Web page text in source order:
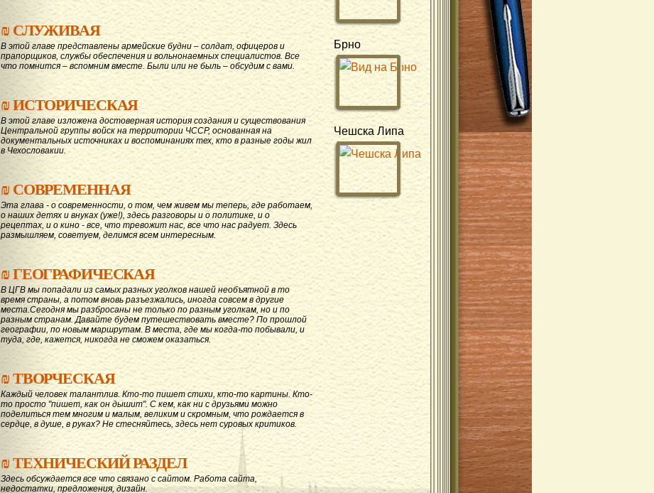
₪СЛУЖИВАЯ
В этой главе представлены армейские будни – солдат, офицеров и
прапорщиков, службы обеспечения и вольнонаемных специалистов. Все
что помнится – вспомним вместе. Были или не быль – обсудим с вами.
₪ИСТОРИЧЕСКАЯ
В этой главе изложена достоверная история создания и существования
Центральной группы войск на территории ЧССР, основанная на
документальных источниках и воспоминаниях тех, кто в разные годы жил
в Чехословакии.
₪СОВРЕМЕННАЯ
Эта глава - о современности, о том, чем живем мы теперь, где работаем,
о наших детях и внуках (уже!), здесь разговоры и о политике, и о
рецептах, и о кино - все, что тревожит нас, все что нас радует. Здесь
размышляем, советуем, делимся всем интересным.
₪ГЕОГРАФИЧЕСКАЯ
В ЦГВ мы попадали из самых разных уголков нашей необъятной в то
время страны, а потом вновь разъезжались, иногда совсем в другие
места.Сегодня мы разбросаны не только по разным уголкам, но и по
разным странам. Давайте будем путешествовать вместе? По прошлой
географии, по новым маршрутам. В места, где мы когда-то побывали, и
туда, где, кажется, никогда не сможем оказаться.
₪ТВОРЧЕСКАЯ
Каждый человек талантлив. Кто-то пишет стихи, кто-то картины. Кто-
то просто "пишет, как он дышит". С кем, как ни с друзьями можно
поделиться тем многим и малым, великим и скромным, что рождается в
сердце, в душе, в руках? Не стесняйтесь, здесь нет суровых критиков.
₪ТЕХНИЧЕСКИЙ РАЗДЕЛ
Здесь обсуждается все что связано с сайтом. Работа сайта,
недостатки, предложения, дизайн.
Брно
Чешска Липа